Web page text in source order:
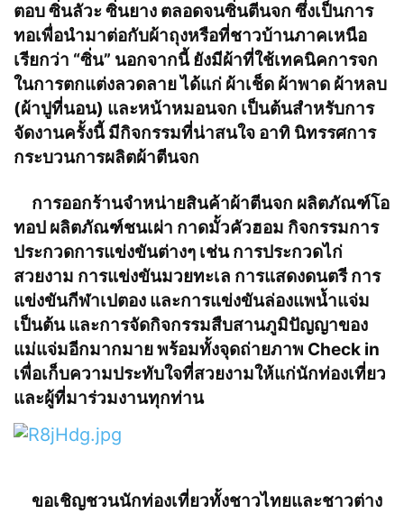
ตอบ ซิ่นลัวะ ซิ่นยาง ตลอดจนซิ่นตีนจก ซึ่งเป็นการ
ทอเพื่อนำมาต่อกับผ้าถุงหรือที่ชาวบ้านภาคเหนือ
เรียกว่า “ซิ่น” นอกจากนี้ ยังมีผ้าที่ใช้เทคนิคการจก
ในการตกแต่งลวดลาย ได้แก่ ผ้าเช็ด ผ้าพาด ผ้าหลบ
(ผ้าปูที่นอน) และหน้าหมอนจก เป็นต้นสำหรับการ
จัดงานครั้งนี้ มีกิจกรรมที่น่าสนใจ อาทิ นิทรรศการ
กระบวนการผลิตผ้าตีนจก
การออกร้านจำหน่ายสินค้าผ้าตีนจก ผลิตภัณฑ์โอ
ทอป ผลิตภัณฑ์ชนเผ่า กาดมั้วคัวฮอม กิจกรรมการ
ประกวดการแข่งขันต่างๆ เช่น การประกวดไก่
สวยงาม การแข่งขันมวยทะเล การแสดงดนตรี การ
แข่งขันกีฬาเปตอง และการแข่งขันล่องแพน้ำแจ่ม
เป็นต้น และการจัดกิจกรรมสืบสานภูมิปัญญาของ
แม่แจ่มอีกมากมาย พร้อมทั้งจุดถ่ายภาพ Check in
เพื่อเก็บความประทับใจที่สวยงามให้แก่นักท่องเที่ยว
และผู้ที่มาร่วมงานทุกท่าน
ขอเชิญชวนนักท่องเที่ยวทั้งชาวไทยและชาวต่าง